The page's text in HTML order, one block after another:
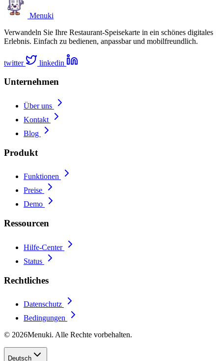
Menuki
Verwandeln Sie Ihre Restaurant-Speisekarte in ein schönes digitales
Erlebnis. Einfach zu bedienen, anpassbar und mobilfreundlich.
twitter linkedin
Unternehmen
Über uns
Kontakt
Blog
Produkt
Funktionen
Preise
Demo
Ressourcen
Hilfe-Center
Status
Rechtliches
Datenschutz
Bedingungen
© 2026Menuki. Alle Rechte vorbehalten.
Deutsch